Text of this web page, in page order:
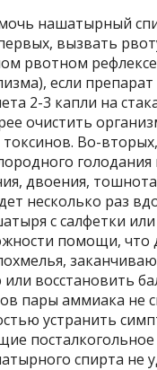
нашатырный
вызвать
рвотном
если
2-3 капли на
очистить
Во-
голодания
двоения,
несколько раз
с салфетки
помощи, что
восстановить
пары аммиака не
устранить
посталкогольное
спирта не